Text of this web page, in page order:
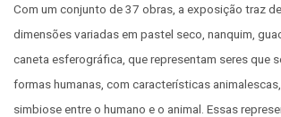
Com um conjunto de 37 obras, a exposição traz
dimensões variadas em pastel seco, nanquim,
caneta esferográfica, que representam seres que
formas humanas, com características
simbiose entre o humano e o animal. Essas